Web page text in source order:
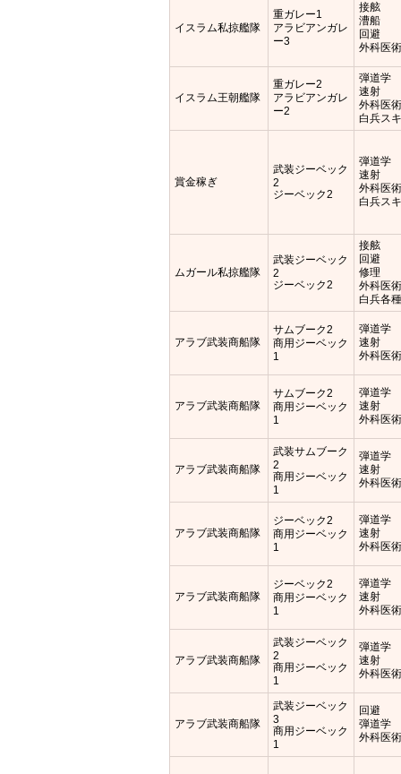
イスラム私掠艦隊
重ガレー1
アラビアンガレ
ー3
接舷
漕船
回避
外科医
イスラム王朝艦隊
重ガレー2
アラビアンガレ
ー2
弾道学
速射
外科医
白兵ス
賞金稼ぎ
武装ジーベック
2
ジーベック2
弾道学
速射
外科医
白兵ス
ムガール私掠艦隊
武装ジーベック
2
ジーベック2
接舷
回避
修理
外科医
白兵各
アラブ武装商船隊
サムブーク2
商用ジーベック
1
弾道学
速射
外科医
アラブ武装商船隊
サムブーク2
商用ジーベック
1
弾道学
速射
外科医
アラブ武装商船隊
武装サムブーク
2
商用ジーベック
1
弾道学
速射
外科医
アラブ武装商船隊
ジーベック2
商用ジーベック
1
弾道学
速射
外科医
アラブ武装商船隊
ジーベック2
商用ジーベック
1
弾道学
速射
外科医
アラブ武装商船隊
武装ジーベック
2
商用ジーベック
1
弾道学
速射
外科医
アラブ武装商船隊
武装ジーベック
3
商用ジーベック
1
回避
弾道学
外科医